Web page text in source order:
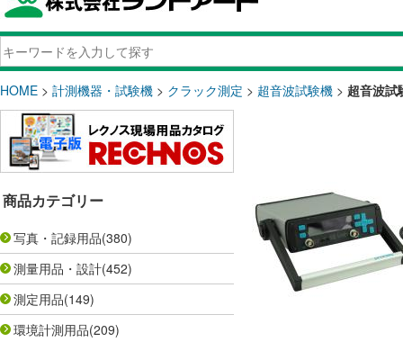
HOME > 計測機器・試験機 > クラック測定 > 超音波試験機 > 超音波
商品カテゴリー
写真・記録用品(380)
測量用品・設計(452)
測定用品(149)
環境計測用品(209)